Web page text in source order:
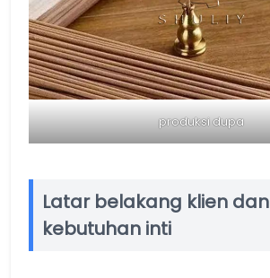
produksi dupa
Latar belakang klien dan
kebutuhan inti